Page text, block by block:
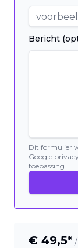
Bericht
Dit formulier
Google
toepassing.
€ 49,5*